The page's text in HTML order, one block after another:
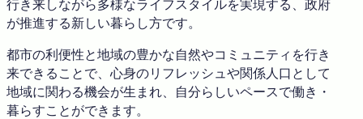
行き来しながら多様なライフスタイルを実現する、政府
が推進する新しい暮らし方です。
都市の利便性と地域の豊かな自然やコミュニティを行き
来できることで、心身のリフレッシュや関係人口として
地域に関わる機会が生まれ、自分らしいペースで働き・
暮らすことができます。